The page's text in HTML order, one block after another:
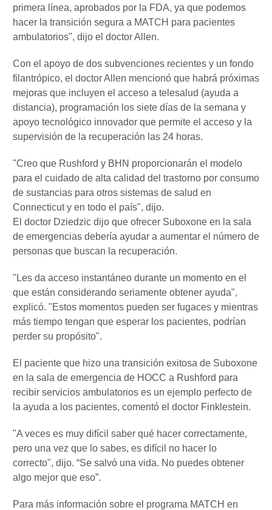
primera línea, aprobados por la FDA, ya que podemos
hacer la transición segura a MATCH para pacientes
ambulatorios", dijo el doctor Allen.
Con el apoyo de dos subvenciones recientes y un fondo
filantrópico, el doctor Allen mencionó que habrá próximas
mejoras que incluyen el acceso a telesalud (ayuda a
distancia), programación los siete días de la semana y
apoyo tecnológico innovador que permite el acceso y la
supervisión de la recuperación las 24 horas.
"Creo que Rushford y BHN proporcionarán el modelo
para el cuidado de alta calidad del trastorno por consumo
de sustancias para otros sistemas de salud en
Connecticut y en todo el país", dijo.
El doctor Dziedzic dijo que ofrecer Suboxone en la sala
de emergencias debería ayudar a aumentar el número de
personas que buscan la recuperación.
"Les da acceso instantáneo durante un momento en el
que están considerando seriamente obtener ayuda",
explicó. "Estos momentos pueden ser fugaces y mientras
más tiempo tengan que esperar los pacientes, podrían
perder su propósito".
El paciente que hizo una transición exitosa de Suboxone
en la sala de emergencia de HOCC a Rushford para
recibir servicios ambulatorios es un ejemplo perfecto de
la ayuda a los pacientes, comentó el doctor Finklestein.
"A veces es muy difícil saber qué hacer correctamente,
pero una vez que lo sabes, es difícil no hacer lo
correcto", dijo. “Se salvó una vida. No puedes obtener
algo mejor que eso”.
Para más información sobre el programa MATCH en